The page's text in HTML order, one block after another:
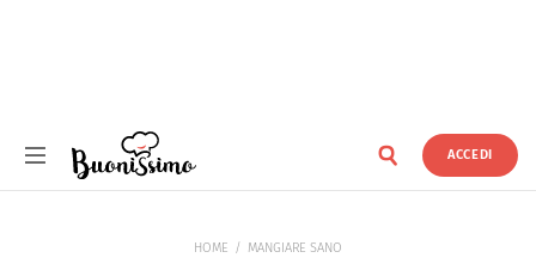
ACCEDI
HOME MANGIARE SANO